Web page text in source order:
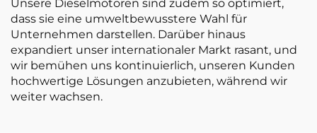
Unsere Dieselmotoren sind zudem so optimiert,
dass sie eine umweltbewusstere Wahl für
Unternehmen darstellen. Darüber hinaus
expandiert unser internationaler Markt rasant, und
wir bemühen uns kontinuierlich, unseren Kunden
hochwertige Lösungen anzubieten, während wir
weiter wachsen.